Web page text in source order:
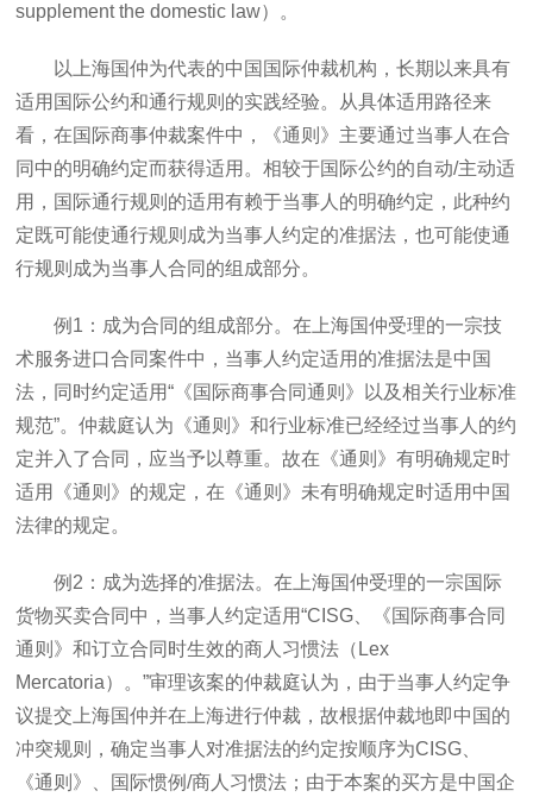
supplement the domestic law）。
以上海国仲为代表的中国国际仲裁机构，长期以来具有
适用国际公约和通行规则的实践经验。从具体适用路径来
看，在国际商事仲裁案件中，《通则》主要通过当事人在合
同中的明确约定而获得适用。相较于国际公约的自动/主动适
用，国际通行规则的适用有赖于当事人的明确约定，此种约
定既可能使通行规则成为当事人约定的准据法，也可能使通
行规则成为当事人合同的组成部分。
例1：成为合同的组成部分。在上海国仲受理的一宗技
术服务进口合同案件中，当事人约定适用的准据法是中国
法，同时约定适用“《国际商事合同通则》以及相关行业标准
规范”。仲裁庭认为《通则》和行业标准已经经过当事人的约
定并入了合同，应当予以尊重。故在《通则》有明确规定时
适用《通则》的规定，在《通则》未有明确规定时适用中国
法律的规定。
例2：成为选择的准据法。在上海国仲受理的一宗国际
货物买卖合同中，当事人约定适用“CISG、《国际商事合同
通则》和订立合同时生效的商人习惯法（Lex
Mercatoria）。”审理该案的仲裁庭认为，由于当事人约定争
议提交上海国仲并在上海进行仲裁，故根据仲裁地即中国的
冲突规则，确定当事人对准据法的约定按顺序为CISG、
《通则》、国际惯例/商人习惯法；由于本案的买方是中国企